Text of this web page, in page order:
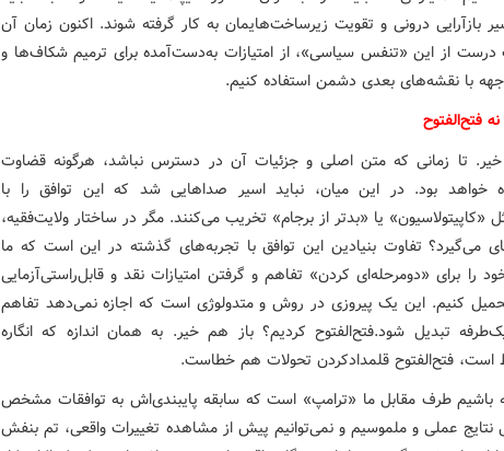
بازآرایی درونی و تقویت زیرساخت‌هایمان به کار گرفته شوند. اکنون زمان آن
از این «تنفس سیاسی»، از امتیازات به‌دست‌آمده برای ترمیم شکاف‌ها و
با نقشه‌های بعدی دشمن استفاده کنیم.
فتح‌الفتوح
تا زمانی که متن اصلی و جزئیات آن در دسترس نباشد، هرگونه قضاوت
خواهد بود. در این میان، نباید اسیر صداهایی شد که این توافق را با
یا «بدتر از برجام» تخریب می‌کنند. مگر در ساختار ولایت‌فقیه،
می‌گیرد؟ تفاوت بنیادین این توافق با تجربه‌های گذشته در این است که ما
خود را برای «دومرحله‌ای کردن» تفاهم و گرفتن امتیازات نقد و قابل‌راستی‌آزمایی
کنیم. این یک پیروزی در روش و متدولوژی است که اجازه نمی‌دهد تفاهم
تبدیل شود.فتح‌الفتوح کردیم؟ باز هم خیر. به همان اندازه که انگاره
فتح‌الفتوح قلمدادکردن تحولات هم خطاست.
باشیم طرف مقابل ما «ترامپ» است که سابقه پایبندی‌اش به توافقات مشخص
نتایج عملی و ملموسیم و نمی‌توانیم پیش از مشاهده تغییرات واقعی، تم بنفش